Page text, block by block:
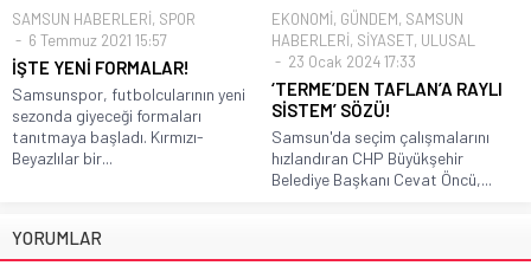
SAMSUN HABERLERİ, SPOR
6 Temmuz 2021 15:57
İŞTE YENİ FORMALAR!
Samsunspor, futbolcularının yeni
sezonda giyeceği formaları
tanıtmaya başladı. Kırmızı-
Beyazlılar bir...
EKONOMİ, GÜNDEM, SAMSUN
HABERLERİ, SİYASET, ULUSAL
23 Ocak 2024 17:33
‘TERME’DEN TAFLAN’A RAYLI
SİSTEM’ SÖZÜ!
Samsun'da seçim çalışmalarını
hızlandıran CHP Büyükşehir
Belediye Başkanı Cevat Öncü,...
YORUMLAR